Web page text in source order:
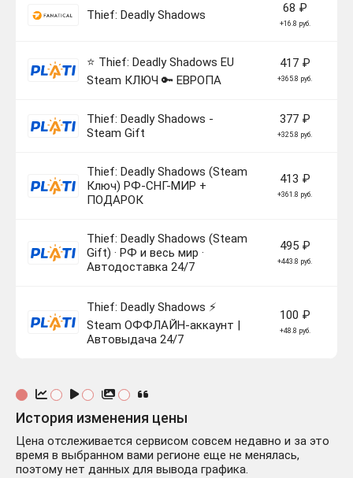
Thief: Deadly Shadows 68 ₽
+16.8 руб.
⭐ Thief: Deadly Shadows EU
Steam КЛЮЧ 🔑 ЕВРОПА
417 ₽
+365.8 руб.
Thief: Deadly Shadows -
Steam Gift
377 ₽
+325.8 руб.
Thief: Deadly Shadows (Steam
Ключ) РФ-СНГ-МИР +
ПОДАРОК
413 ₽
+361.8 руб.
Thief: Deadly Shadows (Steam
Gift) · РФ и весь мир ·
Автодоставка 24/7
495 ₽
+443.8 руб.
Thief: Deadly Shadows ⚡
Steam ОФФЛАЙН-аккаунт |
Автовыдача 24/7
100 ₽
+48.8 руб.
История изменения цены
Цена отслеживается сервисом совсем недавно и за это
время в выбранном вами регионе еще не менялась,
поэтому нет данных для вывода графика.